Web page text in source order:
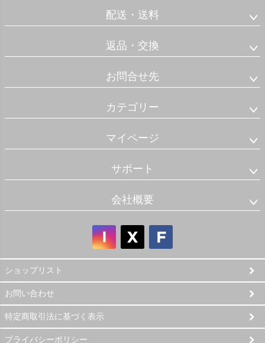
配送・送料
返品・交換
お問合せ先
カテゴリー
マイページ
サポート
会社概要
ショップリスト
お問い合わせ
特定商取引法に基づく表示
プライバシーポリシー